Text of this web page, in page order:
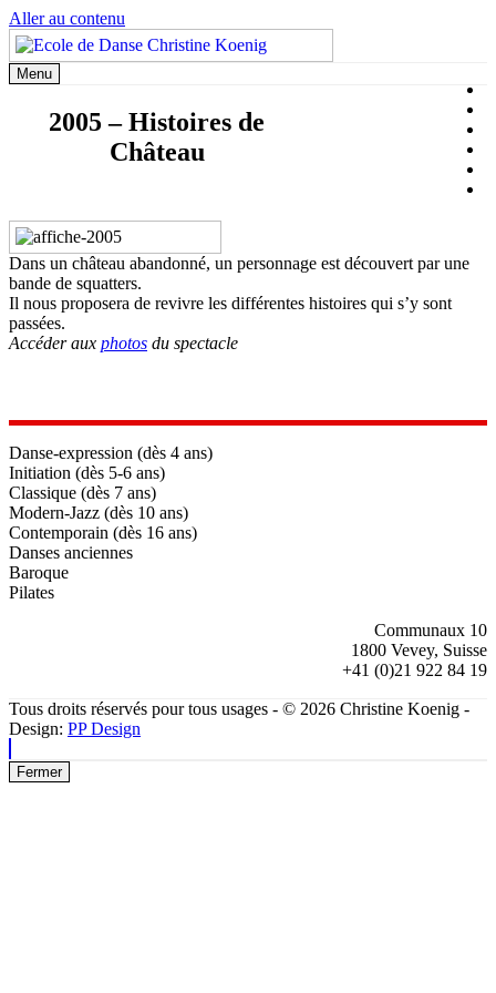
Aller au contenu
Menu
2005 – Histoires de
Château
Dans un château abandonné, un personnage est découvert par une
bande de squatters.
Il nous proposera de revivre les différentes histoires qui s’y sont
passées.
Accéder aux photos du spectacle
Danse-expression (dès 4 ans)
Initiation (dès 5-6 ans)
Classique (dès 7 ans)
Modern-Jazz (dès 10 ans)
Contemporain (dès 16 ans)
Danses anciennes
Baroque
Pilates
Communaux 10
1800 Vevey, Suisse
+41 (0)21 922 84 19
Tous droits réservés pour tous usages - © 2026 Christine Koenig -
Design: PP Design
Fermer